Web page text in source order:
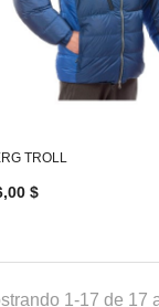
TROLL
$
1-17 de 17